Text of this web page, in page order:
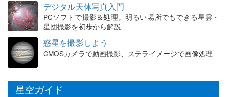
デジタル天体写真入門
PCソフトで撮影＆処理。明るい場所でもできる星雲・
星団撮影を初歩から解説
惑星を撮影しよう
CMOSカメラで動画撮影、ステライメージで画像処理
星空ガイド